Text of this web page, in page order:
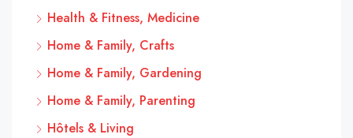
Health & Fitness, Medicine
Home & Family, Crafts
Home & Family, Gardening
Home & Family, Parenting
Hôtels & Living